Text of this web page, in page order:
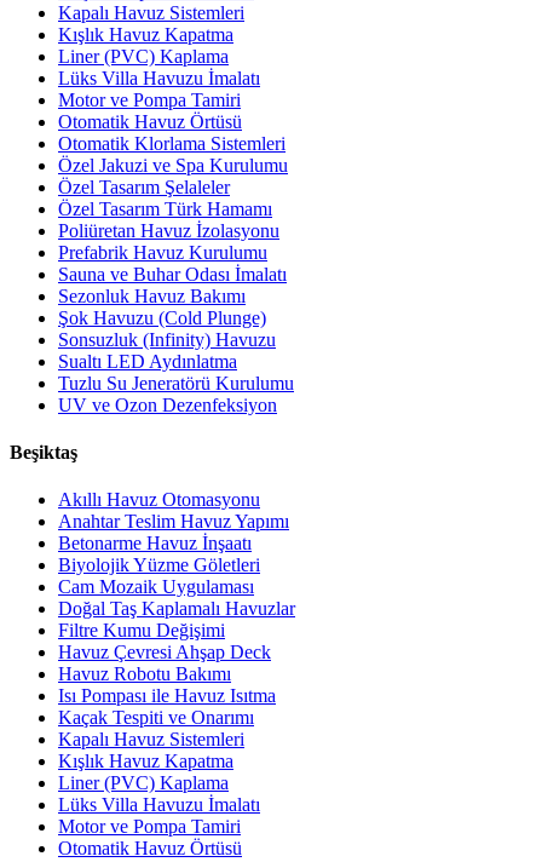
Kapalı Havuz Sistemleri
Kışlık Havuz Kapatma
Liner (PVC) Kaplama
Lüks Villa Havuzu İmalatı
Motor ve Pompa Tamiri
Otomatik Havuz Örtüsü
Otomatik Klorlama Sistemleri
Özel Jakuzi ve Spa Kurulumu
Özel Tasarım Şelaleler
Özel Tasarım Türk Hamamı
Poliüretan Havuz İzolasyonu
Prefabrik Havuz Kurulumu
Sauna ve Buhar Odası İmalatı
Sezonluk Havuz Bakımı
Şok Havuzu (Cold Plunge)
Sonsuzluk (Infinity) Havuzu
Sualtı LED Aydınlatma
Tuzlu Su Jeneratörü Kurulumu
UV ve Ozon Dezenfeksiyon
Beşiktaş
Akıllı Havuz Otomasyonu
Anahtar Teslim Havuz Yapımı
Betonarme Havuz İnşaatı
Biyolojik Yüzme Göletleri
Cam Mozaik Uygulaması
Doğal Taş Kaplamalı Havuzlar
Filtre Kumu Değişimi
Havuz Çevresi Ahşap Deck
Havuz Robotu Bakımı
Isı Pompası ile Havuz Isıtma
Kaçak Tespiti ve Onarımı
Kapalı Havuz Sistemleri
Kışlık Havuz Kapatma
Liner (PVC) Kaplama
Lüks Villa Havuzu İmalatı
Motor ve Pompa Tamiri
Otomatik Havuz Örtüsü